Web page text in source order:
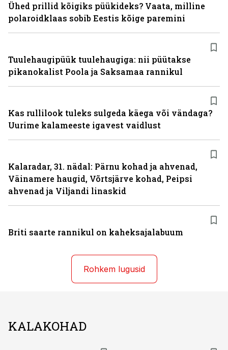
Ühed prillid kõigiks püükideks? Vaata, milline
polaroidklaas sobib Eestis kõige paremini
Tuulehaugipüük tuulehaugiga: nii püütakse
pikanokalist Poola ja Saksamaa rannikul
Kas rullilook tuleks sulgeda käega või vändaga?
Uurime kalameeste igavest vaidlust
Kalaradar, 31. nädal: Pärnu kohad ja ahvenad,
Väinamere haugid, Võrtsjärve kohad, Peipsi
ahvenad ja Viljandi linaskid
Briti saarte rannikul on kaheksajalabuum
Rohkem lugusid
KALAKOHAD